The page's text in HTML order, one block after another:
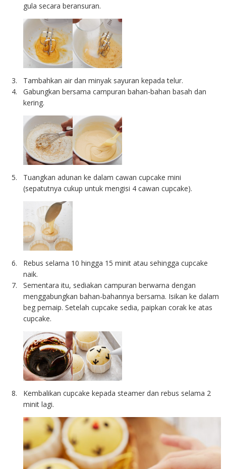
gula secara beransuran.
Tambahkan air dan minyak sayuran kepada telur.
Gabungkan bersama campuran bahan-bahan basah dan
kering.
Tuangkan adunan ke dalam cawan cupcake mini
(sepatutnya cukup untuk mengisi 4 cawan cupcake).
Rebus selama 10 hingga 15 minit atau sehingga cupcake
naik.
Sementara itu, sediakan campuran berwarna dengan
menggabungkan bahan-bahannya bersama. Isikan ke dalam
beg pemaip. Setelah cupcake sedia, paipkan corak ke atas
cupcake.
Kembalikan cupcake kepada steamer dan rebus selama 2
minit lagi.